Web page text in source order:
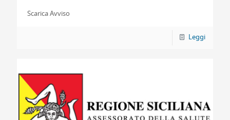
Scarica Avviso
Leggi